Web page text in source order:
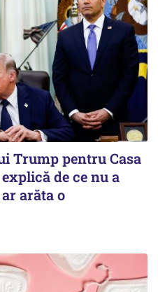
Trump pentru Casa
de ce nu a
arăta o